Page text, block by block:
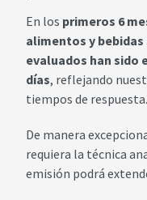
En los primeros 6
alimentos y
evaluados han sido
días, reflejando
tiempos de respuesta.
De manera
requiera la técnica
emisión podrá